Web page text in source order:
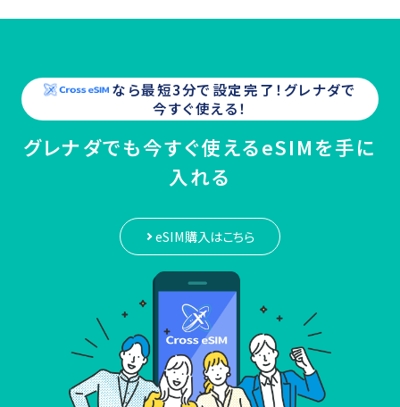
なら最短3分で設定完了！ グレナダで
今すぐ使える！
グレナダでも今すぐ使えるeSIMを手に
入れる
eSIM購入はこちら